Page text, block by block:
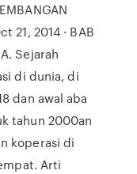
21, 2014 · BAB
Sejarah
di dunia, di
dan awal aba
tahun 2000an
koperasi di
Arti